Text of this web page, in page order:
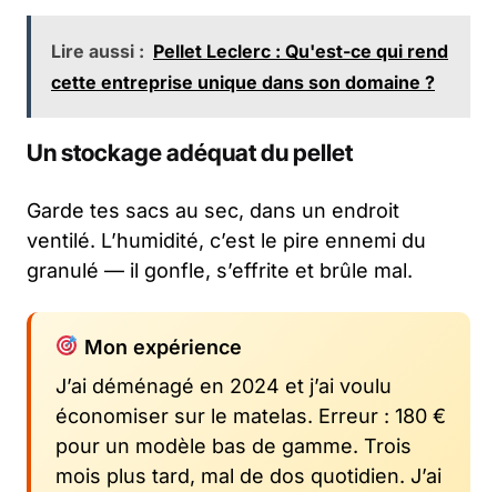
Lire aussi : Pellet Leclerc : Qu'est-ce qui rend
cette entreprise unique dans son domaine ?
Un stockage adéquat du pellet
Garde tes sacs au sec, dans un endroit
ventilé. L’humidité, c’est le pire ennemi du
granulé — il gonfle, s’effrite et brûle mal.
Mon expérience
J’ai déménagé en 2024 et j’ai voulu
économiser sur le matelas. Erreur : 180 €
pour un modèle bas de gamme. Trois
mois plus tard, mal de dos quotidien. J’ai